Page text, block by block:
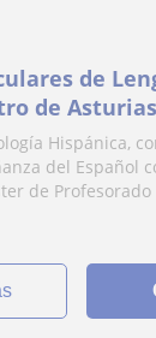
de
de
Hispánica,
del Español
de Profesorado